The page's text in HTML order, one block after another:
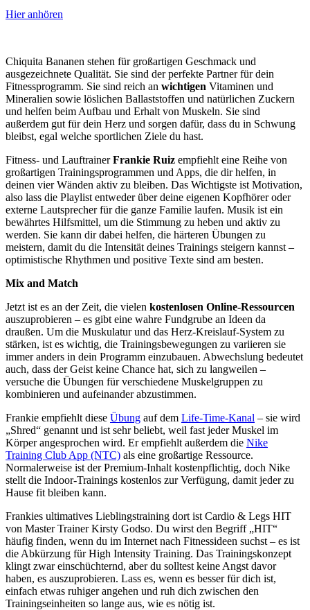
Hier anhören
Chiquita Bananen stehen für großartigen Geschmack und
ausgezeichnete Qualität. Sie sind der perfekte Partner für dein
Fitnessprogramm. Sie sind reich an wichtigen Vitaminen und
Mineralien sowie löslichen Ballaststoffen und natürlichen Zuckern
und helfen beim Aufbau und Erhalt von Muskeln. Sie sind
außerdem gut für dein Herz und sorgen dafür, dass du in Schwung
bleibst, egal welche sportlichen Ziele du hast.
Fitness- und LauftrainerFrankie Ruiz empfiehlt eine Reihe von
großartigen Trainingsprogrammen und Apps, die dir helfen, in
deinen vier Wänden aktiv zu bleiben. Das Wichtigste ist Motivation,
also lass die Playlist entweder über deine eigenen Kopfhörer oder
externe Lautsprecher für die ganze Familie laufen. Musik ist ein
bewährtes Hilfsmittel, um die Stimmung zu heben und aktiv zu
werden. Sie kann dir dabei helfen, die härteren Übungen zu
meistern, damit du die Intensität deines Trainings steigern kannst –
optimistische Rhythmen und positive Texte sind am besten.
Mix and Match
Jetzt ist es an der Zeit, die vielen kostenlosen Online-Ressourcen
auszuprobieren – es gibt eine wahre Fundgrube an Ideen da
draußen. Um die Muskulatur und das Herz-Kreislauf-System zu
stärken, ist es wichtig, die Trainingsbewegungen zu variieren sie
immer anders in dein Programm einzubauen. Abwechslung bedeutet
auch, dass der Geist keine Chance hat, sich zu langweilen –
versuche die Übungen für verschiedene Muskelgruppen zu
kombinieren und aufeinander abzustimmen.
Frankie empfiehlt diese Übung auf dem Life-Time-Kanal – sie wird
„Shred“ genannt und ist sehr beliebt, weil fast jeder Muskel im
Körper angesprochen wird. Er empfiehlt außerdem die Nike
Training Club App (NTC) als eine großartige Ressource.
Normalerweise ist der Premium-Inhalt kostenpflichtig, doch Nike
stellt die Indoor-Trainings kostenlos zur Verfügung, damit jeder zu
Hause fit bleiben kann.
Frankies ultimatives Lieblingstraining dort ist Cardio & Legs HIT
von Master Trainer Kirsty Godso. Du wirst den Begriff „HIT“
häufig finden, wenn du im Internet nach Fitnessideen suchst – es ist
die Abkürzung für High Intensity Training. Das Trainingskonzept
klingt zwar einschüchternd, aber du solltest keine Angst davor
haben, es auszuprobieren. Lass es, wenn es besser für dich ist,
einfach etwas ruhiger angehen und ruh dich zwischen den
Trainingseinheiten so lange aus, wie es nötig ist.